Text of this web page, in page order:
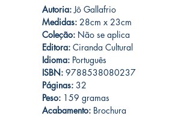
Autoria:Jô Gallafrio
Medidas: 28cm x 23cm
Coleção: Não se aplica
Editora: Ciranda Cultural
Idioma: Português
ISBN: 9788538080237
Páginas: 32
Peso: 159 gramas
Acabamento: Brochura